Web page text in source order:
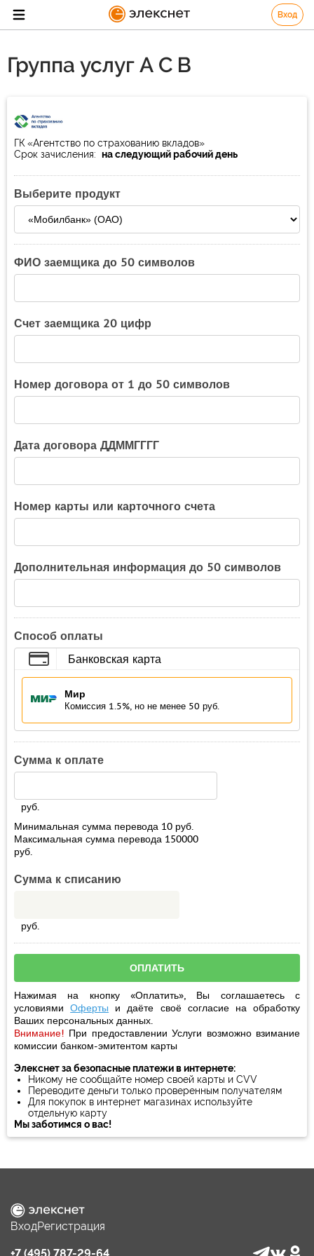
Вход
Группа услуг А С В
ГК «Агентство по страхованию вкладов»
Срок зачисления: на следующий рабочий день
Выберите продукт
ФИО заемщика до 50 символов
Счет заемщика 20 цифр
Номер договора от 1 до 50 символов
Дата договора ДДММГГГГ
Номер карты или карточного счета
Дополнительная информация до 50 символов
Способ оплаты
Банковская карта
Мир
Комиссия 1.5%, но не менее 50 руб.
Сумма к оплате
руб.
Минимальная сумма перевода 10 руб.
Максимальная сумма перевода 150000
руб.
Сумма к списанию
руб.
Нажимая на кнопку «Оплатить», Вы соглашаетесь с
условиямиОферты и даёте своё согласиена обработку
Ваших персональных данных.
Внимание! При предоставлении Услуги возможно взимание
комиссии банком-эмитентом карты
Элекснет за безопасные платежи в интернете:
Никому не сообщайте номер своей карты и CVV
Переводите деньги только проверенным получателям
Для покупок в интернет магазинах используйте
отдельную карту
Мы заботимся о вас!
ВходРегистрация